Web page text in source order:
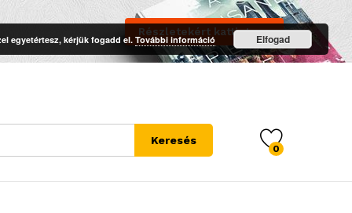
Részletekért kattintson
Keresés
0
egyetértesz, kérjük fogadd el.További információ Elfogad